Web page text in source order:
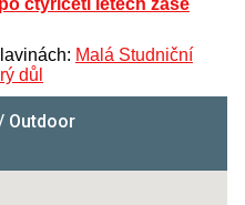
Malá Studniční
důl